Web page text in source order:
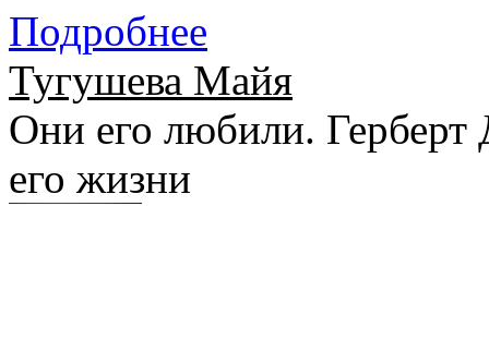
Подробнее
Тугушева Майя
Они его любили.
его жизни